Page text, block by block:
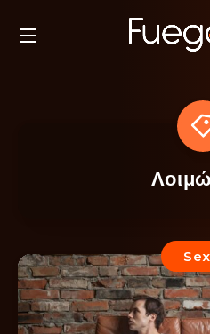
Sex